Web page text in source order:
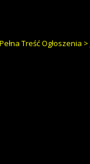
Pełna Treść Ogłoszenia >